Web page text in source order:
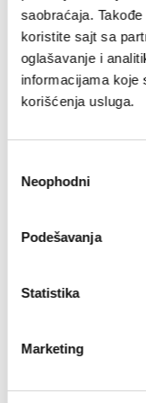
saobraćaja.
koristite sajt sa
oglašavanje i
informacijama koje
korišćenja usluga.
сагласности
Neophodni
Podešavanja
Statistika
Marketing
Loopia Boost
Vaša korpa